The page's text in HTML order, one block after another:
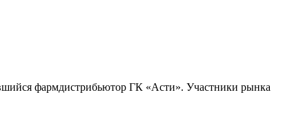
фармдистрибьютор ГК «Асти». Участники рынка